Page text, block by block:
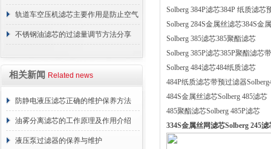
轨道车空压机滤芯主要作用是防止空气
中的杂质和油脂浓度升高
不锈钢油滤芯的过滤量调节方法分享
相关新闻 Related news
防静电液压滤芯正确的维护保养方法
油雾分离滤芯的工作原理及作用介绍
液压泵过滤器的保养与维护
Solberg 384P滤芯384P 纸质滤芯
Solberg 284S金属丝滤芯384S金
Solberg 385滤芯385聚酯滤芯
Solberg 385P滤芯385P聚酯滤芯
Solberg 484滤芯484纸质滤芯
484P纸质滤芯带预过滤器
484S金属丝滤芯Solberg 485滤芯
485聚酯滤芯Solberg 485P滤芯
334S金属丝网滤芯Solberg 245滤